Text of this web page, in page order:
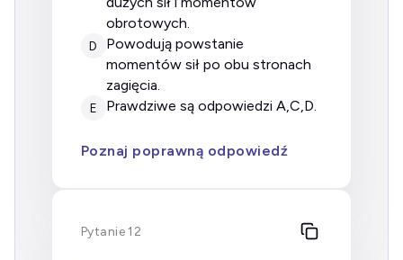
obrotowych.
D
powodują powstanie
momentów sił po obu stronach
zagięcia.
E prawdziwe są odpowiedzi A,C,D.
Poznaj poprawną odpowiedź
Pytanie 12